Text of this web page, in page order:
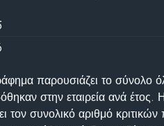
παρουσιάζει το σύνολο
στην εταιρεία ανά έτος.
τον συνολικό αριθμό